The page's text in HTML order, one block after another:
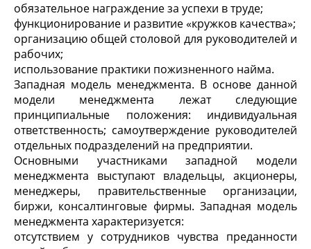
обязательное награждение за успехи в труде;
функционирование и развитие «кружков качества»;
организацию общей столовой для руководителей и
рабочих;
использование практики пожизненного найма.
Западная модель менеджмента. В основе данной
модели менеджмента лежат следующие
принципиальные положения: индивидуальная
ответственность; самоутверждение руководителей
отдельных подразделений на предприятии.
Основными участниками западной модели
менеджмента выступают владельцы, акционеры,
менеджеры, правительственные организации,
биржи, консалтинговые фирмы. Западная модель
менеджмента характеризуется:
отсутствием у сотрудников чувства преданности